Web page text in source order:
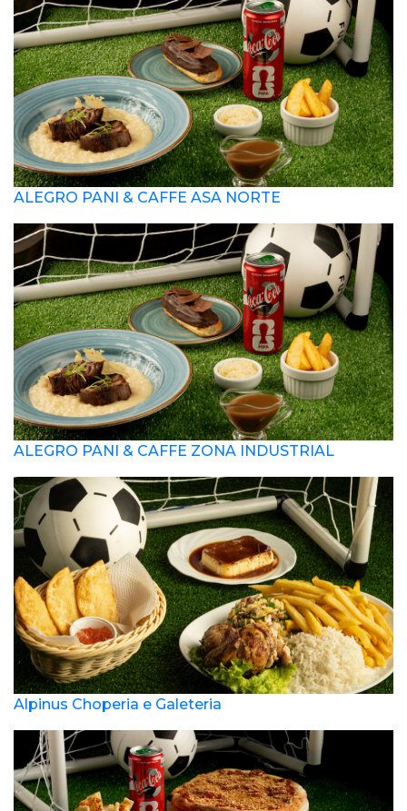
ALEGRO PANI & CAFFE ASA NORTE
ALEGRO PANI & CAFFE ZONA INDUSTRIAL
Alpinus Choperia e Galeteria